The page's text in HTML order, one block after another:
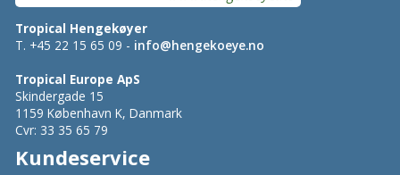
Tropical Hengekøyer
T. +45 22 15 65 09 - info@hengekoeye.no
Tropical Europe ApS
Skindergade 15
1159 København K, Danmark
Cvr: 33 35 65 79
Kundeservice